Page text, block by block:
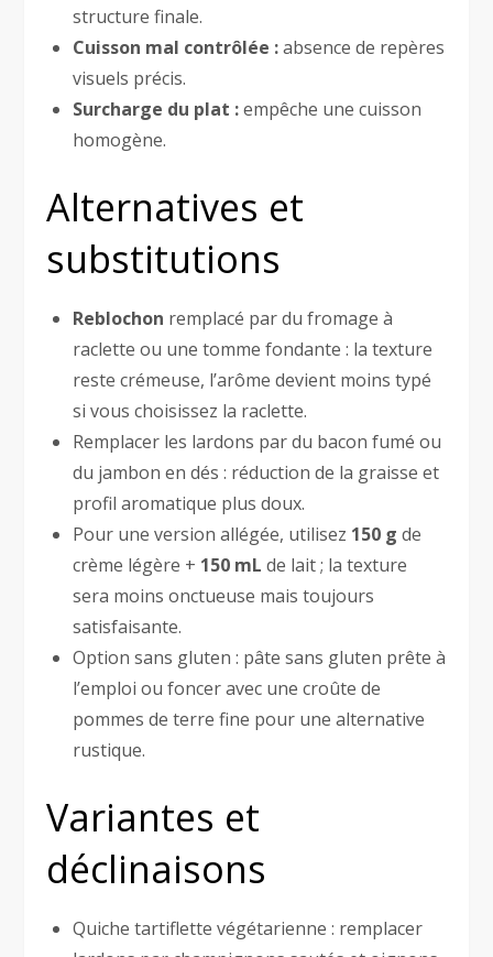
structure finale.
Cuisson mal contrôlée :absence de repères
visuels précis.
Surcharge du plat :empêche une cuisson
homogène.
Alternatives et
substitutions
Reblochon remplacé par du fromage à
raclette ou une tomme fondante : la texture
reste crémeuse, l’arôme devient moins typé
si vous choisissez la raclette.
Remplacer les lardons par du bacon fumé ou
du jambon en dés : réduction de la graisse et
profil aromatique plus doux.
Pour une version allégée, utilisez 150 g de
crème légère + 150 mL de lait ; la texture
sera moins onctueuse mais toujours
satisfaisante.
Option sans gluten : pâte sans gluten prête à
l’emploi ou foncer avec une croûte de
pommes de terre fine pour une alternative
rustique.
Variantes et
déclinaisons
Quiche tartiflette végétarienne : remplacer